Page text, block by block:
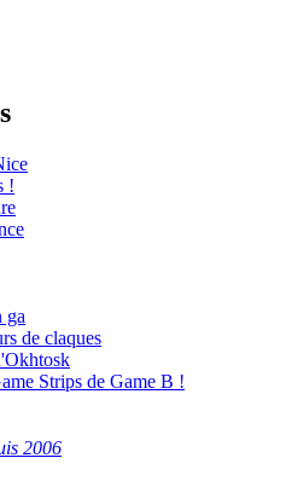
!
ga
de claques
Strips de Game B !
2006